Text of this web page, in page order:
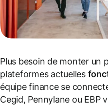
Plus besoin de monter un
plateformes actuelles
équipe finance se
Cegid, Pennylane ou EBP